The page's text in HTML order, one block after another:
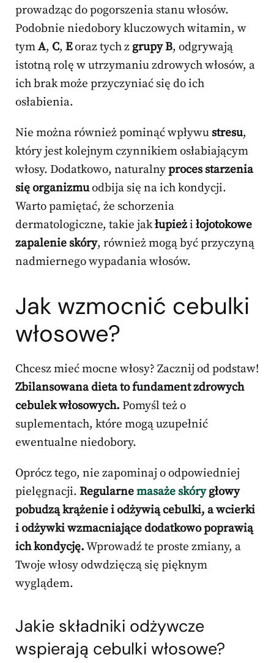
prowadząc do pogorszenia stanu włosów.
Podobnie niedobory kluczowych witamin, w
tymA, C, Eoraz tych z grupy B, odgrywają
istotną rolę w utrzymaniu zdrowych włosów, a
ich brak może przyczyniać się do ich
osłabienia.
Nie można również pominąć wpływu stresu,
który jest kolejnym czynnikiem osłabiającym
włosy. Dodatkowo, naturalnyproces starzenia
się organizmuodbija się na ich kondycji.
Warto pamiętać, że schorzenia
dermatologiczne, takie jakłupieżi łojotokowe
zapalenie skóry, również mogą być przyczyną
nadmiernego wypadania włosów.
Jak wzmocnić cebulki
włosowe?
Chcesz mieć mocne włosy? Zacznij od podstaw!
Zbilansowana dieta to fundament zdrowych
cebulek włosowych. Pomyśl też o
suplementach, które mogą uzupełnić
ewentualne niedobory.
Oprócz tego, nie zapominaj o odpowiedniej
pielęgnacji. Regularnemasaże skórygłowy
pobudzą krążenie i odżywią cebulki, a wcierki
i odżywki wzmacniające dodatkowo poprawią
ich kondycję.Wprowadź te proste zmiany, a
Twoje włosy odwdzięczą się pięknym
wyglądem.
Jakie składniki odżywcze
wspierają cebulki włosowe?